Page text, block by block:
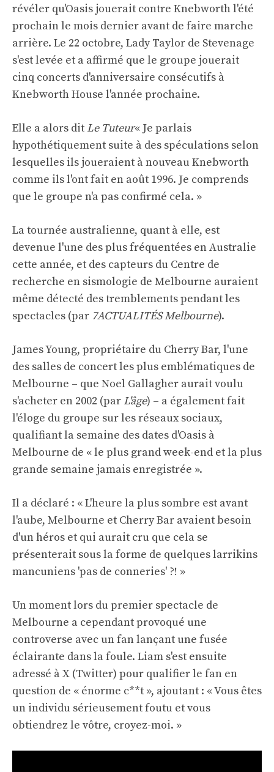
révéler qu'Oasis jouerait contre Knebworth l'été
prochain le mois dernier avant de faire marche
arrière. Le 22 octobre, Lady Taylor de Stevenage
s'est levée et a affirmé que le groupe jouerait
cinq concerts d'anniversaire consécutifs à
Knebworth House l'année prochaine.
Elle a alors dit Le Tuteur« Je parlais
hypothétiquement suite à des spéculations selon
lesquelles ils joueraient à nouveau Knebworth
comme ils l'ont fait en août 1996. Je comprends
que le groupe n'a pas confirmé cela. »
La tournée australienne, quant à elle, est
devenue l'une des plus fréquentées en Australie
cette année, et des capteurs du Centre de
recherche en sismologie de Melbourne auraient
même détecté des tremblements pendant les
spectacles (par 7ACTUALITÉS Melbourne).
James Young, propriétaire du Cherry Bar, l'une
des salles de concert les plus emblématiques de
Melbourne – que Noel Gallagher aurait voulu
s'acheter en 2002 (par L'âge) – a également fait
l'éloge du groupe sur les réseaux sociaux,
qualifiant la semaine des dates d'Oasis à
Melbourne de « le plus grand week-end et la plus
grande semaine jamais enregistrée ».
Il a déclaré : « L'heure la plus sombre est avant
l'aube, Melbourne et Cherry Bar avaient besoin
d'un héros et qui aurait cru que cela se
présenterait sous la forme de quelques larrikins
mancuniens 'pas de conneries' ?! »
Un moment lors du premier spectacle de
Melbourne a cependant provoqué une
controverse avec un fan lançant une fusée
éclairante dans la foule. Liam s'est ensuite
adressé à X (Twitter) pour qualifier le fan en
question de « énorme c**t », ajoutant : « Vous êtes
un individu sérieusement foutu et vous
obtiendrez le vôtre, croyez-moi. »